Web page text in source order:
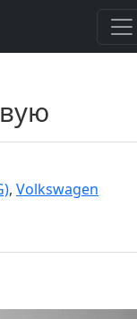
, Volkswagen